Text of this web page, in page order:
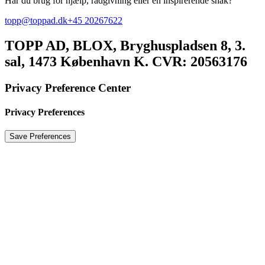
topp@toppad.dk+45 20267622
TOPP AD, BLOX, Bryghuspladsen 8, 3.
sal, 1473 København K. CVR: 20563176
Privacy Preference Center
Privacy Preferences